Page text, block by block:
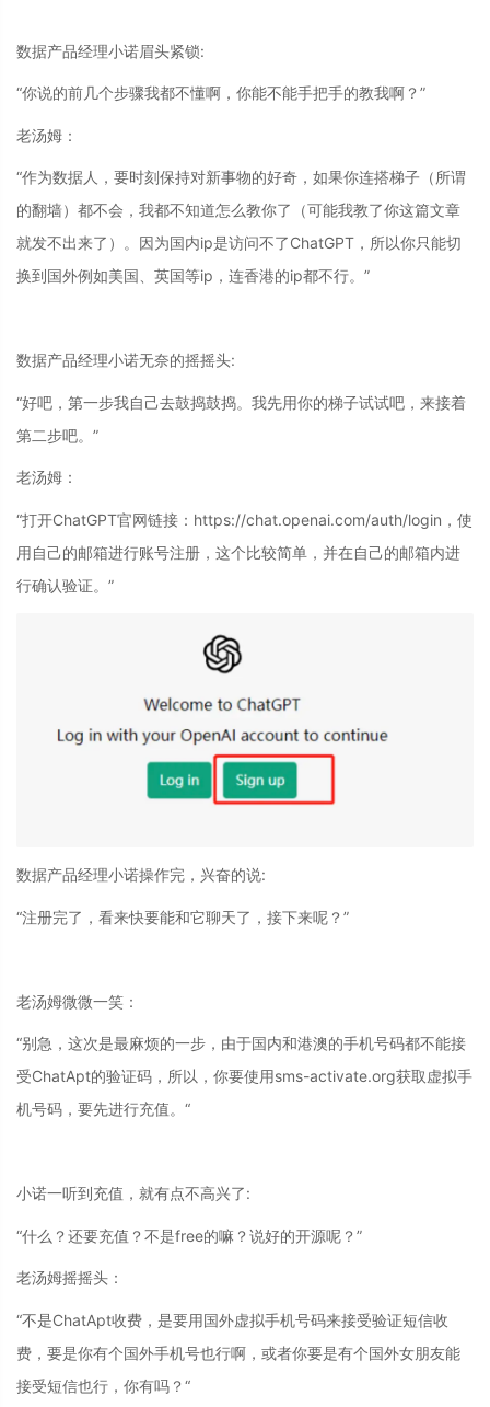
数据产品经理小诺眉头紧锁:
“你说的前几个步骤我都不懂啊，你能不能手把手的教我啊？”
老汤姆：
“作为数据人，要时刻保持对新事物的好奇，如果你连搭梯子（所谓
的翻墙）都不会，我都不知道怎么教你了（可能我教了你这篇文章
就发不出来了）。因为国内ip是访问不了ChatGPT，所以你只能切
换到国外例如美国、英国等ip，连香港的ip都不行。”
数据产品经理小诺无奈的摇摇头:
“好吧，第一步我自己去鼓捣鼓捣。我先用你的梯子试试吧，来接着
第二步吧。”
老汤姆：
“打开ChatGPT官网链接：https://chat.openai.com/auth/login，使
用自己的邮箱进行账号注册，这个比较简单，并在自己的邮箱内进
行确认验证。”
数据产品经理小诺操作完，兴奋的说:
“注册完了，看来快要能和它聊天了，接下来呢？”
老汤姆微微一笑：
“别急，这次是最麻烦的一步，由于国内和港澳的手机号码都不能接
受ChatApt的验证码，所以，你要使用sms-activate.org获取虚拟手
机号码，要先进行充值。“
小诺一听到充值，就有点不高兴了:
“什么？还要充值？不是free的嘛？说好的开源呢？”
老汤姆摇摇头：
“不是ChatApt收费，是要用国外虚拟手机号码来接受验证短信收
费，要是你有个国外手机号也行啊，或者你要是有个国外女朋友能
接受短信也行，你有吗？“